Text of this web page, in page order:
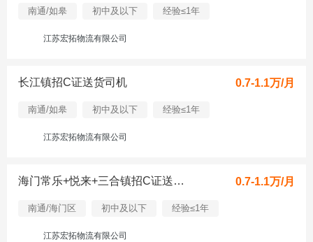
南通/如皋 初中及以下 经验≤1年
江苏宏拓物流有限公司
长江镇招C证送货司机 0.7-1.1万/月
南通/如皋 初中及以下 经验≤1年
江苏宏拓物流有限公司
海门常乐+悦来+三合镇招C证送货司机 0.7-1.1万/月
南通/海门区 初中及以下 经验≤1年
江苏宏拓物流有限公司